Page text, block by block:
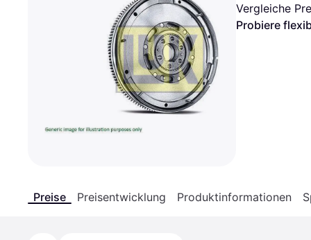
Bezahle in bis zu 30
Tagen
Ratenzahlung
Vergleiche
Probiere
Preise Preisentwicklung Produktinformationen